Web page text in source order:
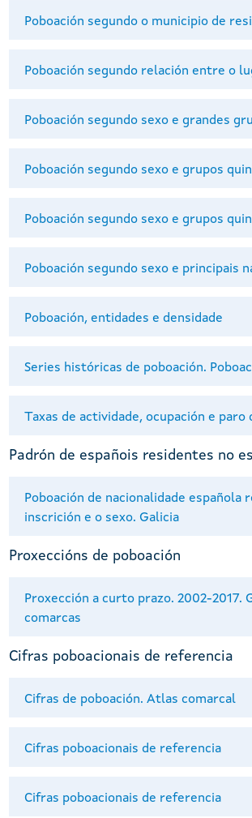
Poboación segundo o municipio de
Poboación segundo relación entre o
Poboación segundo sexo e grandes
Poboación segundo sexo e grupos
Poboación segundo sexo e grupos
Poboación segundo sexo e principais
Poboación, entidades e densidade
Series históricas de poboación.
Taxas de actividade, ocupación e paro
Padrón de españois residentes no
Poboación de nacionalidade
inscrición e o sexo. Galicia
Proxeccións de poboación
Proxección a curto prazo. 2002-2017.
comarcas
Cifras poboacionais de referencia
Cifras de poboación. Atlas comarcal
Cifras poboacionais de referencia
Cifras poboacionais de referencia